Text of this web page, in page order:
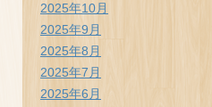
2025年10月
2025年9月
2025年8月
2025年7月
2025年6月